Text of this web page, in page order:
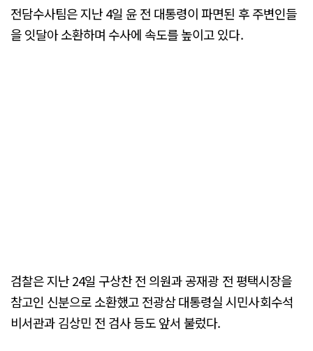
전담수사팀은 지난 4일 윤 전 대통령이 파면된 후 주변인들
을 잇달아 소환하며 수사에 속도를 높이고 있다.
검찰은 지난 24일 구상찬 전 의원과 공재광 전 평택시장을
참고인 신분으로 소환했고 전광삼 대통령실 시민사회수석
비서관과 김상민 전 검사 등도 앞서 불렀다.